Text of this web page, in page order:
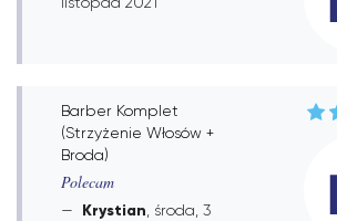
Barber Komplet
(Strzyżenie Włosów +
Broda)
Polecam
Krystian , środa, 3